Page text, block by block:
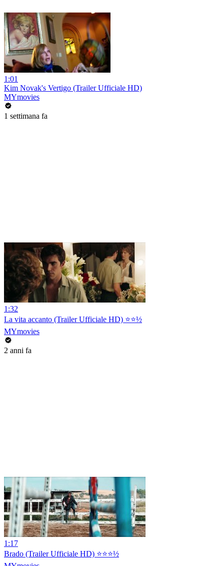
1:01
Kim Novak's Vertigo (Trailer Ufficiale HD)
MYmovies
1 settimana fa
1:32
La vita accanto (Trailer Ufficiale HD) ⭐️⭐️½
MYmovies
2 anni fa
1:17
Brado (Trailer Ufficiale HD) ⭐️⭐️⭐️½